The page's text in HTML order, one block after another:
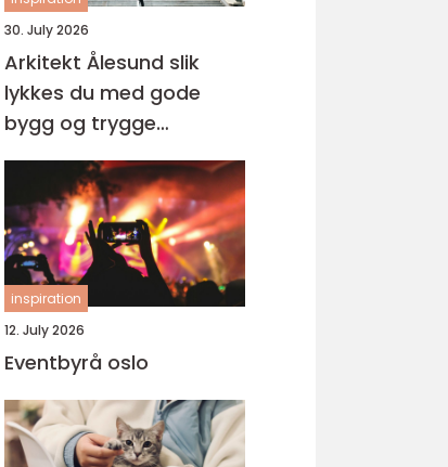
30. July 2026
Arkitekt Ålesund slik
lykkes du med gode
bygg og trygge
prosesser
inspiration
12. July 2026
Eventbyrå oslo